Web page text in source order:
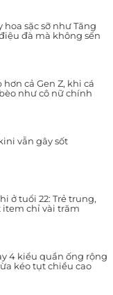
sặc sỡ như Tăng
đà mà không sến
cả Gen Z, khi cá
như cô nữ chính
vẫn gây sốt
ở tuổi 22: Trẻ trung,
item chỉ vài trăm
4 kiểu quần ống rộng
kéo tụt chiều cao